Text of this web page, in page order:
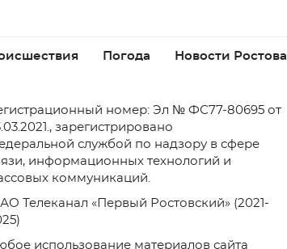
Погода Новости Ростова
номер: Эл № ФС77-80695 от
зарегистрировано
службой по надзору в сфере
информационных технологий и
коммуникаций.
Телеканал «Первый Ростовский» (2021-
использование материалов сайта